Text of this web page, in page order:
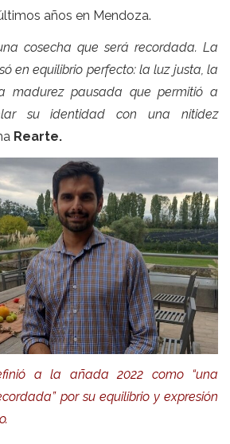
años en Mendoza.
cosecha que será recordada. La
en equilibrio perfecto: la luz justa, la
madurez pausada que permitió a
su identidad con una nitidez
Rearte.
a la añada 2022 como “una
por su equilibrio y expresión